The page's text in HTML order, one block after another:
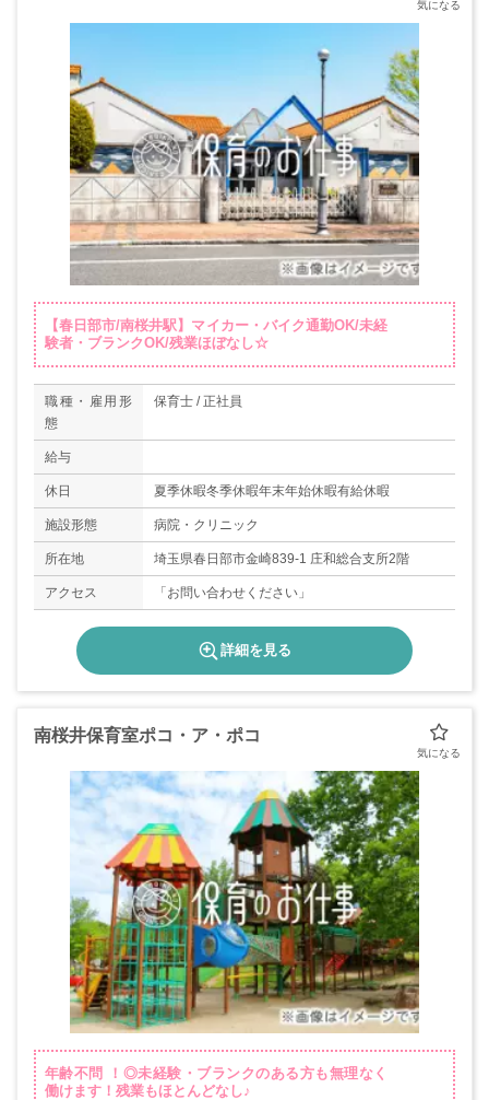
【春日部市/南桜井駅】マイカー・バイク通勤OK/未経
験者・ブランクOK/残業ほぼなし☆
職種・雇用形
態
保育士 / 正社員
給与
休日 夏季休暇冬季休暇年末年始休暇有給休暇
施設形態 病院・クリニック
所在地 埼玉県春日部市金崎839-1 庄和総合支所2階
アクセス 「お問い合わせください」
詳細を見る
南桜井保育室ポコ・ア・ポコ
年齢不問 ！◎未経験・ブランクのある方も無理なく
働けます！残業もほとんどなし♪